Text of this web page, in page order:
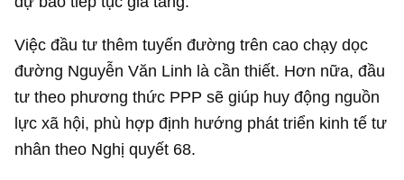
Việc đầu tư thêm tuyến đường trên cao chạy dọc
đường Nguyễn Văn Linh là cần thiết. Hơn nữa, đầu
tư theo phương thức PPP sẽ giúp huy động nguồn
lực xã hội, phù hợp định hướng phát triển kinh tế tư
nhân theo Nghị quyết 68.